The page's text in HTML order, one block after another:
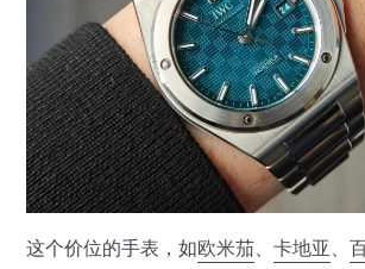
这个价位的手表，如欧米茄、 卡地亚 、